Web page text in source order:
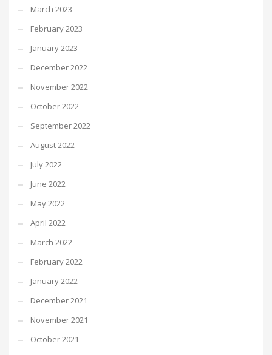
March 2023
February 2023
January 2023
December 2022
November 2022
October 2022
September 2022
August 2022
July 2022
June 2022
May 2022
April 2022
March 2022
February 2022
January 2022
December 2021
November 2021
October 2021